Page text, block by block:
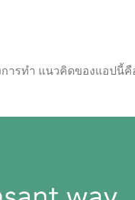
ารทำ แนวคิดของแอปนี้คื